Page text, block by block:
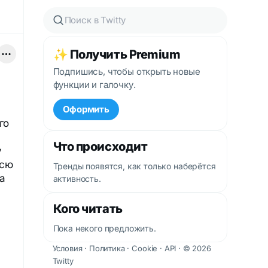
✨ Получить Premium
Подпишись, чтобы открыть новые
функции и галочку.
Оформить
Что происходит
Тренды появятся, как только наберётся
активность.
Кого читать
Пока некого предложить.
Условия· Политика·Cookie · API · © 2026
Twitty